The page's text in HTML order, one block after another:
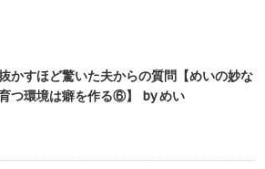
かすほど驚いた夫からの質問【めいの妙な
つ環境は癖を作る⑥】 by めい